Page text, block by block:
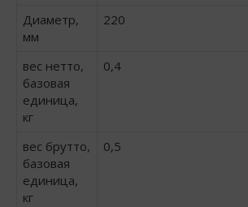
Диаметр,
мм
220
вес нетто,
базовая
единица,
кг
0,4
вес брутто,
базовая
единица,
кг
0,5